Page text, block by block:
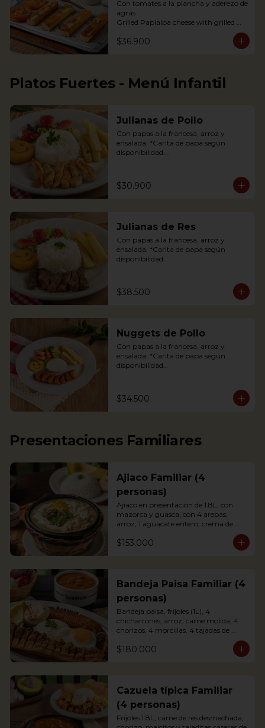
Con tomates a la plancha y aderezo de
agrás.
Grilled Papialpa cheese with grilled
$36.900
Platos Fuertes - Menú Infantil
Julianas de Pollo
Con papas a la francesa, arroz y
ensalada. *Carita de papa según
disponibilidad.
happy face*, rice and salad.
*If available
$30.900
Julianas de Res
Con papas a la francesa, arroz y
ensalada. *Carita de papa según
disponibilidad.
potato happy face*, rice and salad.
*If available
$38.500
Nuggets de Pollo
Con papas a la francesa, arroz y
ensalada. *Carita de papa según
disponibilidad
children’s menu is served with french
fries, a potato happy face*, rice and
$34.500
Presentaciones Familiares
Ajiaco Familiar (4
personas)
Ajiaco en presentación de 1.8L, con
mazorca y guasca, con 4 arepas,
arroz, 1 aguacate entero, crema de
*La presentación de la foto es
$153.000
Bandeja Paisa Familiar (4
personas)
Bandeja paisa, fríjoles (1L), 4
chicharrones, arroz, carne molida, 4
chorizos, 4 morcillas, 4 tajadas de
maduro, 4 huevos fritos, 1 aguacate y
4 arepas.
$180.000
Cazuela típica Familiar
(4 personas)
Fríjoles 1.8L, carne de res desmechada,